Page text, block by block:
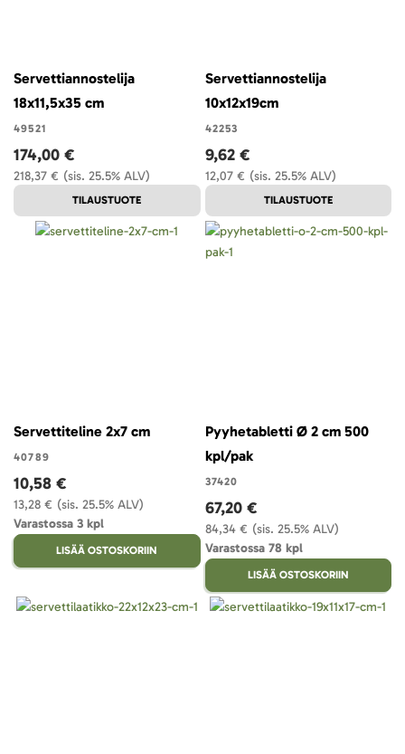
Servettiannostelija
18x11,5x35 cm
49521
(sis. 25.5% ALV)
218,37 €
174,00 €
TILAUSTUOTE
Servettiannostelija
10x12x19cm
42253
(sis. 25.5% ALV)
12,07 €
9,62 €
TILAUSTUOTE
Servettiteline 2x7 cm
40789
(sis. 25.5% ALV)
13,28 €
10,58 €
Varastossa 3 kpl
LISÄÄ OSTOSKORIIN
Pyyhetabletti Ø 2 cm 500
kpl/pak
37420
(sis. 25.5% ALV)
84,34 €
67,20 €
Varastossa 78 kpl
LISÄÄ OSTOSKORIIN